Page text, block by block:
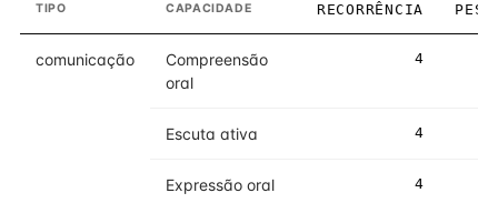
TIPO CAPACIDADE RECORRÊNCIA PESO
comunicação
Compreensão
oral
4
Escuta ativa 4
Expressão oral 4